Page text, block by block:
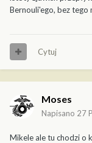
Bernouli'ego, bez tego
Cytuj
Moses
Napisano 27
Mikele ale tu chodzi o